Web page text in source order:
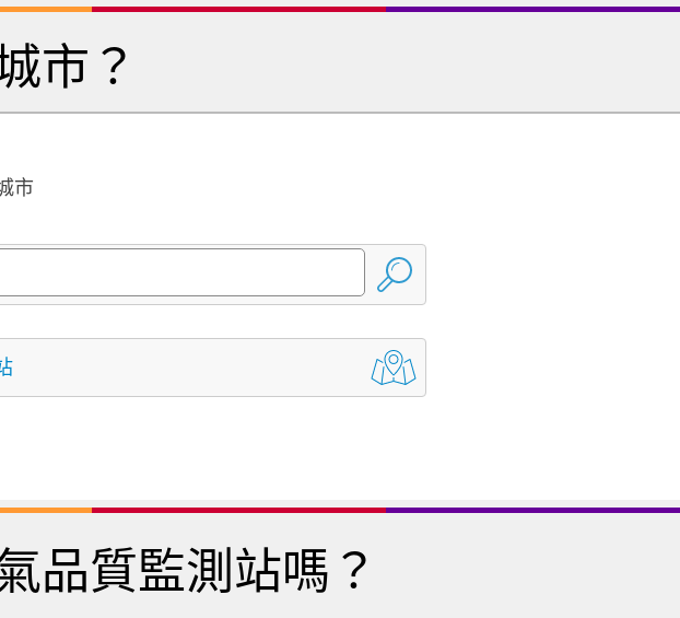
市？
市
品質監測站嗎？